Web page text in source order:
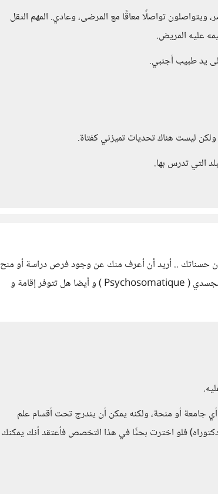
ويتواصلون تواصلًا معاقًا مع المرضى، وعادي. المهم الثقل
عليه المريض.
يد طبيب أجنبي.
ولكن ليست هناك تحديات تميزني كفتاة.
التي تدرس بها.
حسناتك .. أريد أن أعرف منك عن وجود فرص دراسة أو منح
في تركيا لفرع من فروع طب النفس و الأعصاب و هو الطب النفسجسدي ( Psychosomatique ) و أيضا هل تتوفر إقامة و
جامعة أو منحة، ولكنه يمكن أن يندرج تحت أقسام علم
فلو اخترت بحثًا في هذا التخصص فأعتقد أنك يمكنك